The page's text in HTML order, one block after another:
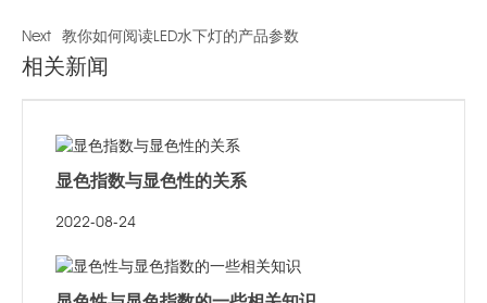
Next 教你如何阅读LED水下灯的产品参数
相关新闻
显色指数与显色性的关系
2022-08-24